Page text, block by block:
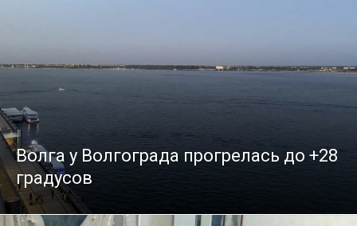
Волга у Волгограда прогрелась до +28
градусов